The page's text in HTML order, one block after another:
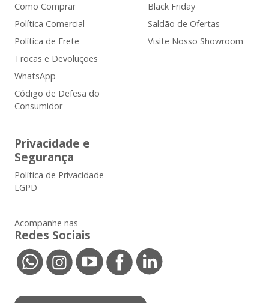
Como Comprar
Política Comercial
Política de Frete
Trocas e Devoluções
WhatsApp
Código de Defesa do
Consumidor
Black Friday
Saldão de Ofertas
Visite Nosso Showroom
Privacidade e
Segurança
Política de Privacidade -
LGPD
Acompanhe nas
Redes Sociais